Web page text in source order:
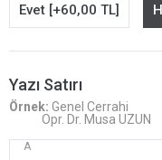
Evet [+60,00 TL]
Yazı Satırı
Örnek: Genel Cerrahi
Opr. Dr. Musa UZUN